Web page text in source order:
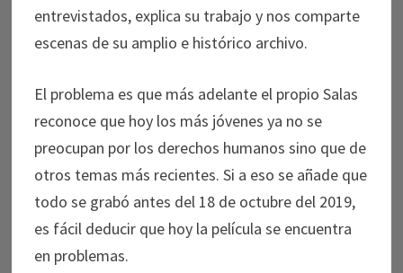
entrevistados, explica su trabajo y nos comparte
escenas de su amplio e histórico archivo.
El problema es que más adelante el propio Salas
reconoce que hoy los más jóvenes ya no se
preocupan por los derechos humanos sino que de
otros temas más recientes. Si a eso se añade que
todo se grabó antes del 18 de octubre del 2019,
es fácil deducir que hoy la película se encuentra
en problemas.